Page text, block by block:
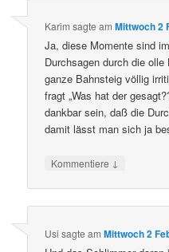
Karim sagte amMittwoch 2
Ja, diese Momente sind
Durchsagen durch die
ganze Bahnsteig völlig
fragt „Was hat der
dankbar sein, daß die
damit lässt man sich ja
Kommentiere ↓
Usi sagte amMittwoch 2